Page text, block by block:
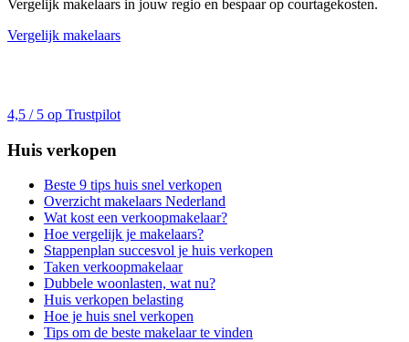
Vergelijk makelaars in jouw regio en bespaar op courtagekosten.
Vergelijk makelaars
4,5 / 5 op Trustpilot
Huis verkopen
Beste 9 tips huis snel verkopen
Overzicht makelaars Nederland
Wat kost een verkoopmakelaar?
Hoe vergelijk je makelaars?
Stappenplan succesvol je huis verkopen
Taken verkoopmakelaar
Dubbele woonlasten, wat nu?
Huis verkopen belasting
Hoe je huis snel verkopen
Tips om de beste makelaar te vinden